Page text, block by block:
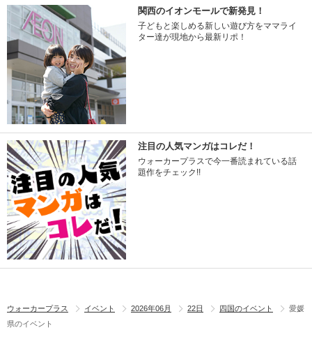
関西のイオンモールで新発見！
子どもと楽しめる新しい遊び方をママライ
ター達が現地から最新リポ！
注目の人気マンガはコレだ！
ウォーカープラスで今一番読まれている話
題作をチェック!!
ウォーカープラス イベント 2026年06月 22日 四国のイベント
愛媛
県のイベント